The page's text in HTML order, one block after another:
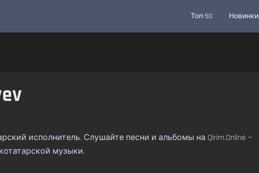
Топ-50 Новинки
исполнитель. Слушайте песни и альбомы на Qirim.Online —
музыки.